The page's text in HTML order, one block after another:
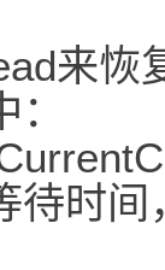
来恢
待时